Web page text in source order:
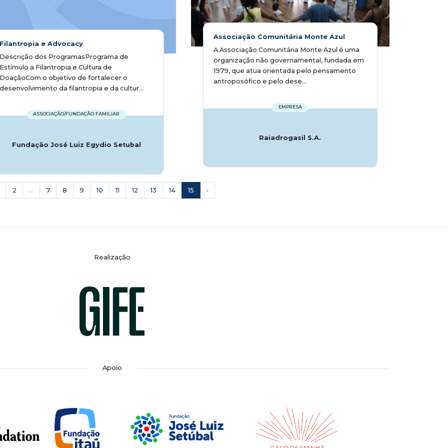
Filantropia e Advocacy
Descrição dos ProgramasPrograma de
Estímulo a Filantropia e Cultura de
DoaçãoCom o objetivo de fortalecer o
desenvolvimento da filantropia e da cultur...
ASSOCIAÇÃO/FUNDAÇÃO FAMILIAR
Fundação José Luiz Egydio Setubal
Associação Comunitária Monte Azul
A Associação Comunitária Monte Azul é uma
organização não governamental, fundada em
1979, que atua orientada pelo pensamento
antroposófico e pelo dese...
EMPRESA
Raiadrogasil S.A.
2 ... 7 8 9 10 11 12 13 14 15 ›
Realização
Apoio